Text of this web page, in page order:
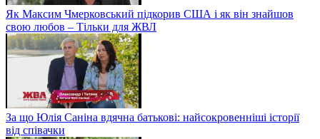
Як Максим Чмерковський підкорив США і як він знайшов
свою любов – Тільки для ЖВЛ
За що Юлія Саніна вдячна батькові: найсокровенніші історії
від співачки